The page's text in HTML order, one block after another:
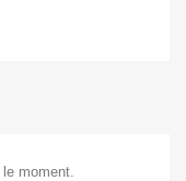
moment.